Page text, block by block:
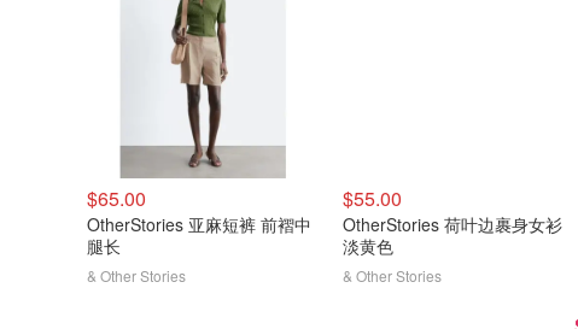
$65.00
OtherStories 亚麻短裤 前褶中
腿长
& Other Stories
$55.00
OtherStories 荷叶边裹身女衫
淡黄色
& Other Stories